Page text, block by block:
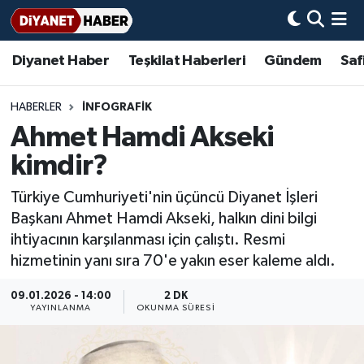
Diyanet Haber Teşkilat Haberleri Gündem
HABERLER İNFOGRAFIK
Ahmet Hamdi Akseki
kimdir?
Türkiye Cumhuriyeti'nin üçüncü Diyanet İşleri
Başkanı Ahmet Hamdi Akseki, halkın dini bilgi
ihtiyacının karşılanması için çalıştı. Resmi
hizmetinin yanı sıra 70'e yakın eser kaleme aldı.
09.01.2026 - 14:00
YAYINLANMA
2 DK
OKUNMA SÜRESI
Diyanet Haber
Teşkilat Haberleri
Adana Müftülüğü
Adıyaman Müftülüğü
Afyonkarahisar Müftülüğü
Aksaray Müftülüğü
Amasya Müftülüğü
Ankara Müftülüğü
Antalya Müftülüğü
Gündem
Bir Ayet
Bir Hikaye
Biyografiler
Diyanet Bilgi
Diyanet Takvimi
Dualar
Hadislerle İslam
Basında Bugün
DİYANET eKİTAP
Diyanet Dergi
Aile Dergisi
Aylık Dergi
TDV
İmam Hatip Okulları
Başmakale
Hadis-i Şerifler
Hayat Okumaları
Nöbetçi Eczaneler
Hava Durumu
Ankara Namaz Vakitleri
Süper Lig Puan Durumu ve Fikstür
Tüm Manşetler
Son Dakika Haberleri
Haber Arşivi